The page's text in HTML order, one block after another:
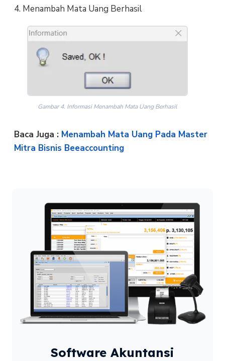
4. Menambah Mata Uang Berhasil
Gambar 4. Informasi Menambah Mata Uang Berhasil
Baca Juga : Menambah Mata Uang Pada Master
Mitra Bisnis Beeaccounting
Software Akuntansi